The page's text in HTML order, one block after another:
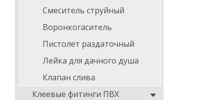
Смеситель струйный
Воронкогаситель
Пистолет раздаточный
Лейка для дачного душа
Клапан слива
Клеевые фитинги ПВХ